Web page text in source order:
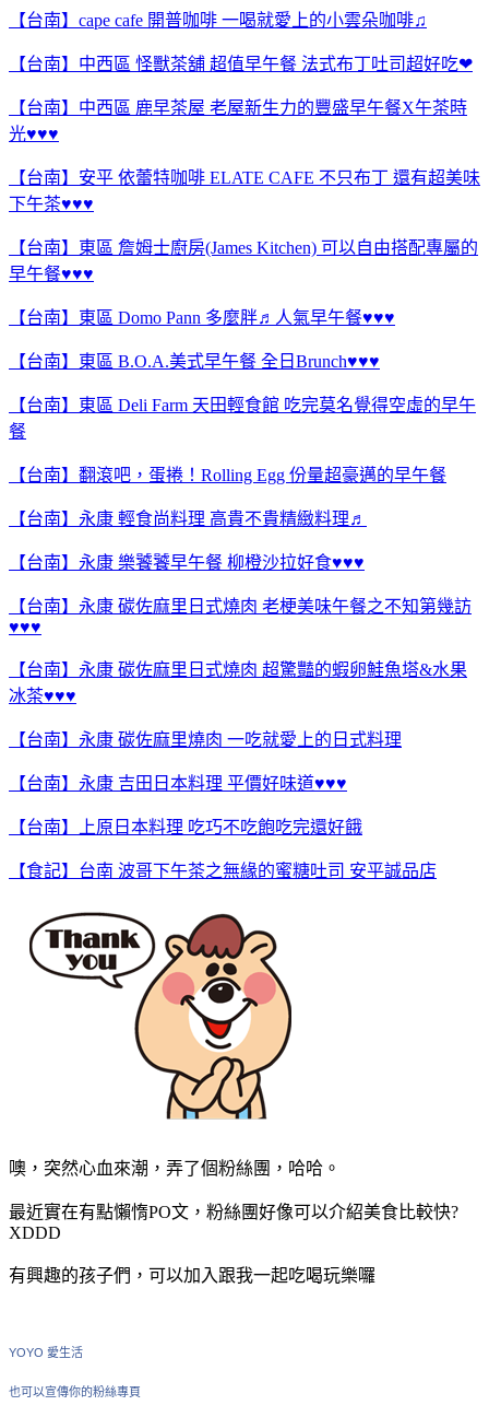
【台南】cape cafe 開普咖啡 一喝就愛上的小雲朵咖啡♫
【台南】中西區 怪獸茶舖 超值早午餐 法式布丁吐司超好吃❤
【台南】中西區 鹿早茶屋 老屋新生力的豐盛早午餐X午茶時
光♥♥♥
【台南】安平 依蕾特咖啡 ELATE CAFE 不只布丁 還有超美味
下午茶♥♥♥
【台南】東區 詹姆士廚房(James Kitchen) 可以自由搭配專屬的
早午餐♥♥♥
【台南】東區 Domo Pann 多麼胖♬人氣早午餐♥♥♥
【台南】東區 B.O.A.美式早午餐 全日Brunch♥♥♥
【台南】東區 Deli Farm 天田輕食館 吃完莫名覺得空虛的早午
餐
【台南】翻滾吧，蛋捲！Rolling Egg 份量超豪邁的早午餐
【台南】永康 輕食尚料理 高貴不貴精緻料理♬
【台南】永康 樂饕饕早午餐 柳橙沙拉好食♥♥♥
【台南】永康 碳佐麻里日式燒肉 老梗美味午餐之不知第幾訪
♥♥♥
【台南】永康 碳佐麻里日式燒肉 超驚豔的蝦卵鮭魚塔&水果
冰茶♥♥♥
【台南】永康 碳佐麻里燒肉 一吃就愛上的日式料理
【台南】永康 吉田日本料理 平價好味道♥♥♥
【台南】上原日本料理 吃巧不吃飽吃完還好餓
【食記】台南 波哥下午茶之無緣的蜜糖吐司 安平誠品店
噢，突然心血來潮，弄了個粉絲團，哈哈。
最近實在有點懶惰PO文，粉絲團好像可以介紹美食比較快?
XDDD
有興趣的孩子們，可以加入跟我一起吃喝玩樂囉
YOYO 愛生活
也可以宣傳你的粉絲專頁